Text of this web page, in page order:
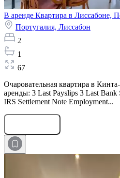
В аренде Квартира в Лиссабоне,
Португалия, Лиссабон
2
1
67
Очаровательная квартира в
аренды: 3 Last Payslips 3 Last Bank
IRS Settlement Note Employment...